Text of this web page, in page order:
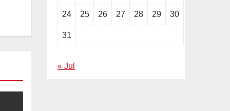
24 25 26 27 28 29 30
31
« Jul